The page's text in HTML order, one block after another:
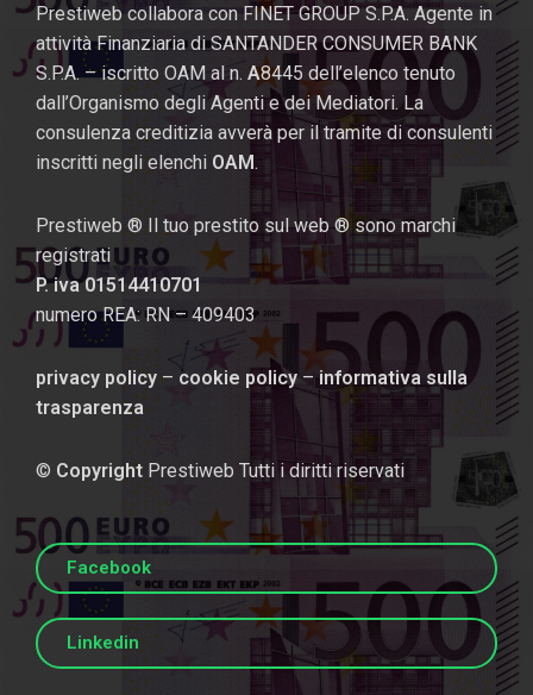
Prestiweb collabora con FINET GROUP S.P.A. Agente in
attività Finanziaria di SANTANDER CONSUMER BANK
S.P.A. – iscritto OAM al n. A8445 dell’elenco tenuto
dall’Organismo degli Agenti e dei Mediatori. La
consulenza creditizia avverà per il tramite di consulenti
inscritti negli elenchi OAM.
Prestiweb ® Il tuo prestito sul web ® sono marchi
registrati
P. iva 01514410701
numero REA: RN – 409403
privacy policy– cookie policy–informativa sulla
trasparenza
© Copyright Prestiweb Tutti i diritti riservati
Facebook
Linkedin